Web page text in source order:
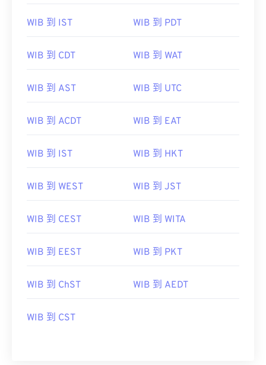
WIB 到 IST WIB 到 PDT
WIB 到 CDT WIB 到 WAT
WIB 到 AST WIB 到 UTC
WIB 到 ACDT WIB 到 EAT
WIB 到 IST WIB 到 HKT
WIB 到 WEST WIB 到 JST
WIB 到 CEST WIB 到 WITA
WIB 到 EEST WIB 到 PKT
WIB 到 ChST WIB 到 AEDT
WIB 到 CST